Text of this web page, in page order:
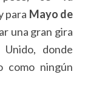
para Mayo de
una gran gira
donde
como ningún